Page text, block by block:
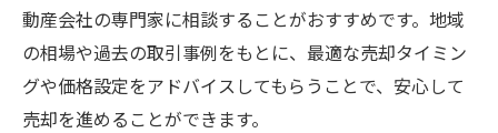
動産会社の専門家に相談することがおすすめです。地域
の相場や過去の取引事例をもとに、最適な売却タイミン
グや価格設定をアドバイスしてもらうことで、安心して
売却を進めることができます。